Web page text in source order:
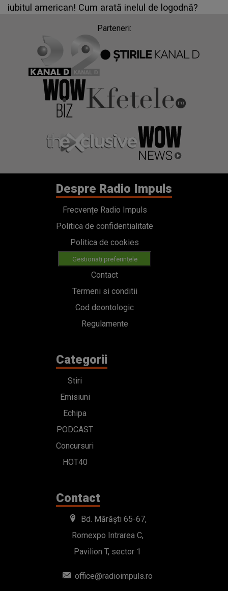
iubitul american! Cum arată inelul de logodnă?
Parteneri:
Despre Radio Impuls
Frecvențe Radio Impuls
Politica de confidentialitate
Politica de cookies
Gestionați preferințele
Contact
Termeni si conditii
Cod deontologic
Regulamente
Categorii
Stiri
Emisiuni
Echipa
PODCAST
Concursuri
HOT40
Contact
Bd. Mărăști 65-67,
Romexpo Intrarea C,
Pavilion T, sector 1
office@radioimpuls.ro